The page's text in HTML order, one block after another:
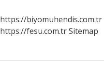
https://biyomuhendis.com.tr
https://fesu.com.trSitemap